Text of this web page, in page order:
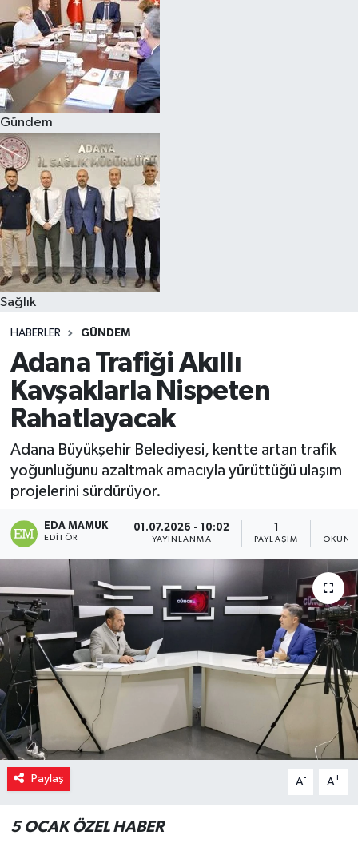
Gündem
Sağlık
HABERLER GÜNDEM
Adana Trafiği Akıllı
Kavşaklarla Nispeten
Rahatlayacak
Adana Büyükşehir Belediyesi, kentte artan trafik
yoğunluğunu azaltmak amacıyla yürüttüğü ulaşım
projelerini sürdürüyor.
EDA MAMUK
EDITÖR
01.07.2026 - 10:02
YAYINLANMA PAYLAŞIM
Paylaş A- A+
5 OCAK ÖZEL HABER